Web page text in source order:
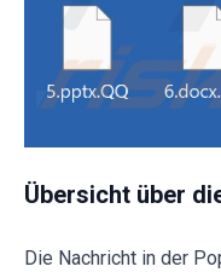
Übersicht über
Die Nachricht in der